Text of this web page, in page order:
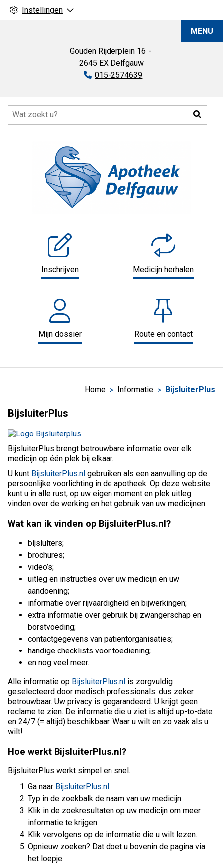
Instellingen
Gouden Rijderplein 16
2645 EX Delfgauw
Tel:
015-2574639
MENU
Inschrijven Medicijn herhalen
Mijn dossier Route en contact
Home Informatie BijsluiterPlus
BijsluiterPlus
BijsluiterPlus brengt betrouwbare informatie over elk
medicijn op één plek bij elkaar.
U kunt BijsluiterPlus.nl gebruiken als een aanvulling op de
persoonlijke voorlichting in de apotheek. Op deze website
kunt u in alle rust, op uw eigen moment en plek uitleg
vinden over de werking en het gebruik van uw medicijnen.
Wat kan ik vinden op BijsluiterPlus.nl?
bijsluiters;
brochures;
video’s;
uitleg en instructies over uw medicijn en uw
aandoening;
informatie over rijvaardigheid en bijwerkingen;
extra informatie over gebruik bij zwangerschap en
borstvoeding;
contactgegevens van patiëntorganisaties;
handige checklists voor toediening;
en nog veel meer.
Alle informatie op BijsluiterPlus.nl is zorgvuldig
geselecteerd door medisch professionals: dus zeker
betrouwbaar. Uw privacy is gegarandeerd. U krijgt geen
reclame te zien. De informatie die u ziet is altijd up-to-date
en 24/7 (= altijd) beschikbaar. Waar u wilt en zo vaak als u
wilt!
Hoe werkt BijsluiterPlus.nl?
BijsluiterPlus werkt simpel en snel.
Ga naar BijsluiterPlus.nl
Typ in de zoekbalk de naam van uw medicijn
Klik in de zoekresultaten op uw medicijn om meer
informatie te krijgen.
Klik vervolgens op de informatie die u wilt lezen.
Opnieuw zoeken? Dat doet u bovenin de pagina via
het loepje.